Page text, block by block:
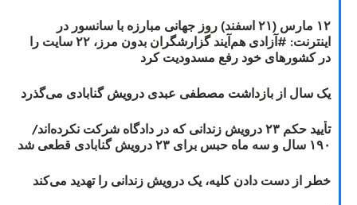
۱۲ مارس (۲۱ اسفند) روز جهانی مبارزه با سانسور در
اینترنت: #آزادی هم‌آیند گزارشگران‌ بدون مرز، ۲۲ سایت را
در کشورهای خود رفع مسدودیت کرد
یک سال از بازداشت مصطفی عبدی درویش گنابادی می‌گذرد
تأیید حکم ۲۳ درویش زندانی که در دادگاه شرکت نکرده‌اند/
۱۹۰ سال و سه ماه حبس برای ۲۳ درویش گنابادی قطعی شد
خطر از دست دادن کلیه، یک درویش زندانی را تهدید می‌کند